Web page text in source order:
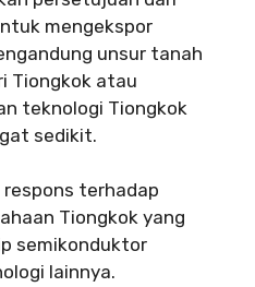
mengekspor
unsur tanah
Tiongkok atau
teknologi Tiongkok
sedikit.
respons terhadap
Tiongkok yang
semikonduktor
lainnya.